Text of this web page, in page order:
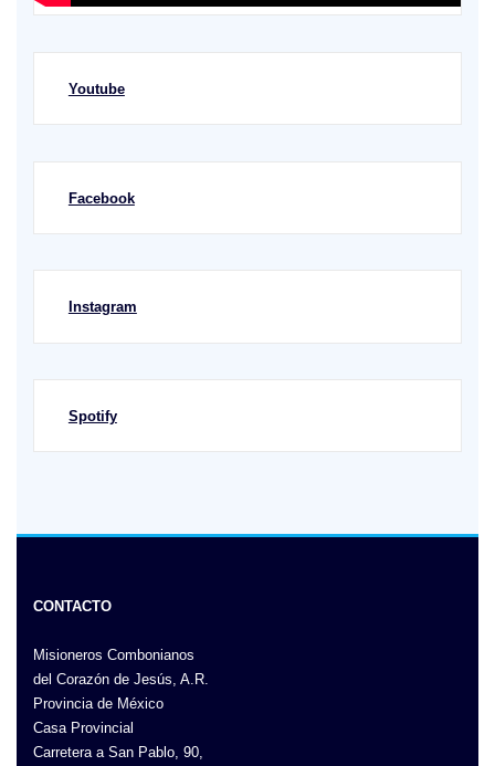
Youtube
Facebook
Instagram
Spotify
CONTACTO
Misioneros Combonianos
del Corazón de Jesús, A.R.
Provincia de México
Casa Provincial
Carretera a San Pablo, 90,